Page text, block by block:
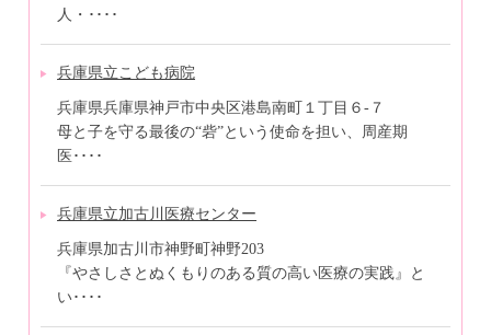
人・････
兵庫県立こども病院
兵庫県兵庫県神戸市中央区港島南町１丁目６-７
母と子を守る最後の“砦”という使命を担い、周産期
医････
兵庫県立加古川医療センター
兵庫県加古川市神野町神野203
『やさしさとぬくもりのある質の高い医療の実践』と
い････